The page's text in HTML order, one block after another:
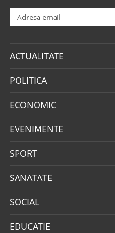
ACTUALITATE
POLITICA
ECONOMIC
EVENIMENTE
SPORT
SANATATE
SOCIAL
EDUCATIE